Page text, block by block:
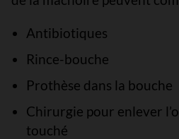
Antibiotiques
Rince-bouche
Prothèse dans la bouche
Chirurgie pour enlever
touché